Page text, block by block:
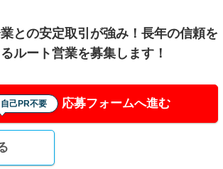
との安定取引が強み！長年の信頼を
ルート営業を募集します！
己PR不要 応募フォームへ進む